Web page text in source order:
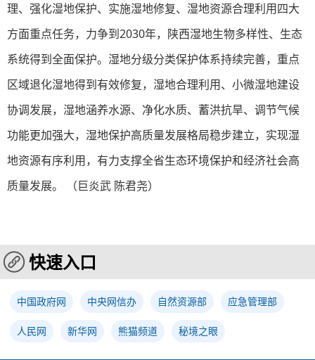
理、强化湿地保护、实施湿地修复、湿地资源合理利用四大
方面重点任务，力争到2030年，陕西湿地生物多样性、生态
系统得到全面保护。湿地分级分类保护体系持续完善，重点
区域退化湿地得到有效修复，湿地合理利用、小微湿地建设
协调发展，湿地涵养水源、净化水质、蓄洪抗旱、调节气候
功能更加强大，湿地保护高质量发展格局稳步建立，实现湿
地资源有序利用，有力支撑全省生态环境保护和经济社会高
质量发展。 （巨炎武 陈君尧）
快速入口
中国政府网 中央网信办 自然资源部 应急管理部
人民网 新华网 熊猫频道 秘境之眼